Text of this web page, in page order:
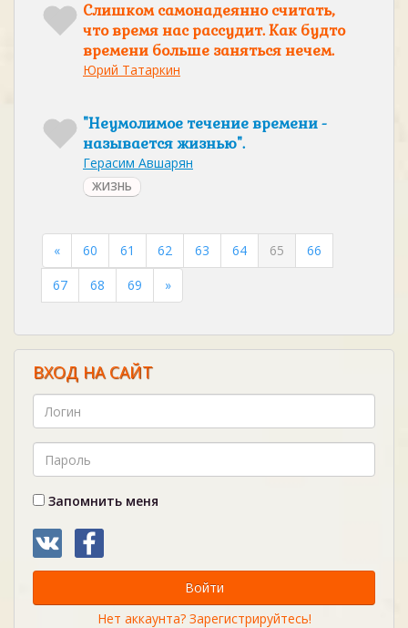
Слишком самонадеянно считать,
что время нас рассудит. Как будто
времени больше заняться нечем.
Юрий Татаркин
"Неумолимое течение времени -
называется жизнью".
Герасим Авшарян
ЖИЗНЬ
« 60 61 62 63 64 65
66
67
68 69 »
ВХОД НА САЙТ
Запомнить меня
Войти
Нет аккаунта? Зарегистрируйтесь!